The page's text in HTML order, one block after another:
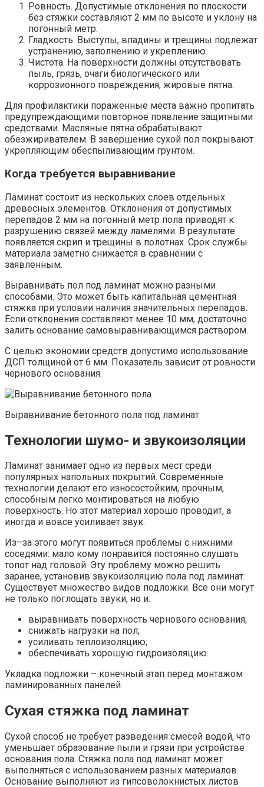
Ровность. Допустимые отклонения по плоскости
без стяжки составляют 2 мм по высоте и уклону на
погонный метр.
Гладкость. Выступы, впадины и трещины подлежат
устранению, заполнению и укреплению.
Чистота. На поверхности должны отсутствовать
пыль, грязь, очаги биологического или
коррозионного повреждения, жировые пятна.
Для профилактики пораженные места важно пропитать
предупреждающими повторное появление защитными
средствами. Масляные пятна обрабатывают
обезжиривателем. В завершение сухой пол покрывают
укрепляющим обеспыливающим грунтом.
Когда требуется выравнивание
Ламинат состоит из нескольких слоев отдельных
древесных элементов. Отклонения от допустимых
перепадов 2 мм на погонный метр пола приводят к
разрушению связей между ламелями. В результате
появляется скрип и трещины в полотнах. Срок службы
материала заметно снижается в сравнении с
заявленным.
Выравнивать пол под ламинат можно разными
способами. Это может быть капитальная цементная
стяжка при условии наличия значительных перепадов.
Если отклонения составляют менее 10 мм, достаточно
залить основание самовыравнивающимся раствором.
С целью экономии средств допустимо использование
ДСП толщиной от 6 мм. Показатель зависит от ровности
чернового основания.
Выравнивание бетонного пола под ламинат
Технологии шумо- и звукоизоляции
Ламинат занимает одно из первых мест среди
популярных напольных покрытий. Современные
технологии делают его износостойким, прочным,
способным легко монтироваться на любую
поверхность. Но этот материал хорошо проводит, а
иногда и вовсе усиливает звук.
Из–за этого могут появиться проблемы с нижними
соседями: мало кому понравится постоянно слушать
топот над головой. Эту проблему можно решить
заранее, установив звукоизоляцию пола под ламинат.
Существует множество видов подложки. Все они могут
не только поглощать звуки, но и:
выравнивать поверхность чернового основания;
снижать нагрузки на пол;
усиливать теплоизоляцию;
обеспечивать хорошую гидроизоляцию.
Укладка подложки – конечный этап перед монтажом
ламинированных панелей.
Сухая стяжка под ламинат
Сухой способ не требует разведения смесей водой, что
уменьшает образование пыли и грязи при устройстве
основания пола. Стяжка пола под ламинат может
выполняться с использованием разных материалов.
Основание выполняют из гипсоволокнистых листов